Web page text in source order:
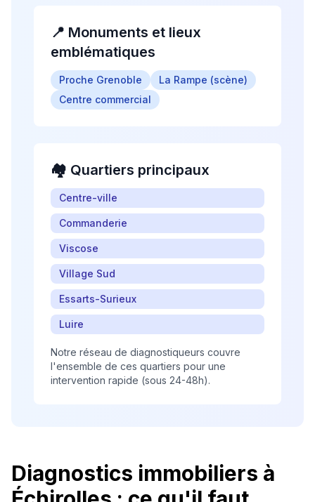
📍 Monuments et lieux
emblématiques
Proche Grenoble
La Rampe (scène)
Centre commercial
🏘️ Quartiers principaux
Centre-ville
Commanderie
Viscose
Village Sud
Essarts-Surieux
Luire
Notre réseau de diagnostiqueurs couvre
l'ensemble de ces quartiers pour une
intervention rapide (sous 24-48h).
Diagnostics immobiliers à